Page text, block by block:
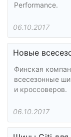
Performance.
06.10.2017
Новые
Финская
всесезонные
и кроссоверов.
06.10.2017